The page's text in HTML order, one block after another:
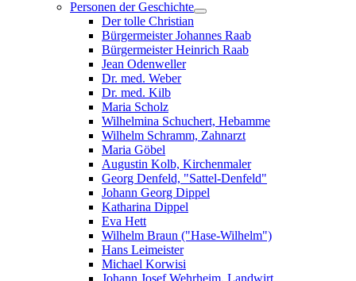
Personen der Geschichte
Der tolle Christian
Bürgermeister Johannes Raab
Bürgermeister Heinrich Raab
Jean Odenweller
Dr. med. Weber
Dr. med. Kilb
Maria Scholz
Wilhelmina Schuchert, Hebamme
Wilhelm Schramm, Zahnarzt
Maria Göbel
Augustin Kolb, Kirchenmaler
Georg Denfeld, "Sattel-Denfeld"
Johann Georg Dippel
Katharina Dippel
Eva Hett
Wilhelm Braun ("Hase-Wilhelm")
Hans Leimeister
Michael Korwisi